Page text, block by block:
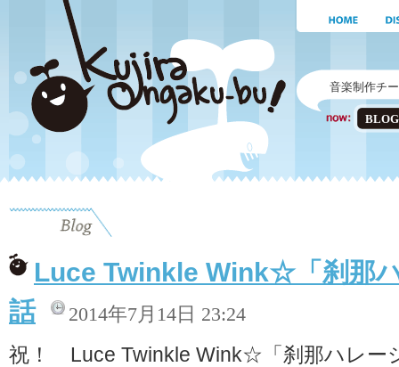
音楽制作チ
BLOG
Luce Twinkle Wink☆「刹那
話
2014年7月14日 23:24
祝！ Luce Twinkle Wink☆「刹那ハレー